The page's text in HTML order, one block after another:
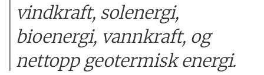
vindkraft, solenergi,
bioenergi, vannkraft, og
nettopp geotermisk energi.